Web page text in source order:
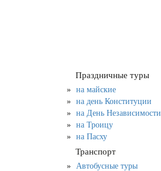
Праздничные туры
на майские
на день Конституции
на День Независимости
на Троицу
на Пасху
Транспорт
Автобусные туры